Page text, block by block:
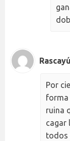
Rascayú
Por
forma
ruina
cagar
todos